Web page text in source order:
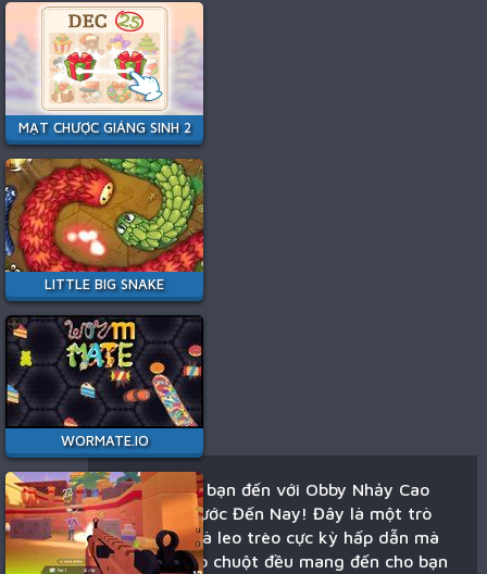
MẠT CHƯỢC GIÁNG SINH 2
LITTLE BIG SNAKE
WORMATE.IO
Chào mừng bạn đến với Obby Nhảy Cao
Nhất Từ Trước Đến Nay! Đây là một trò
chơi nhảy và leo trèo cực kỳ hấp dẫn mà
mỗi cú nhấp chuột đều mang đến cho bạn